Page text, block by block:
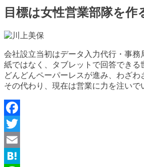
目標は女性営業部隊を作
会社設立当初はデータ入力代行・事
紙ではなく、タブレットで回答できる
どんどんペーパーレスが進み、わざ
その代わり、現在は営業に力を注い
Facebook
Twitter
Email